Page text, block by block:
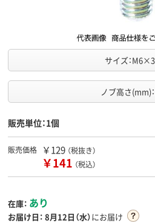
サイズ：
ノブ高さ(mm)
販売単位：1個
販売価格 ￥129 （税抜き）
￥141 （税込）
在庫： あり
お届け日： 8月12日（水）にお届け